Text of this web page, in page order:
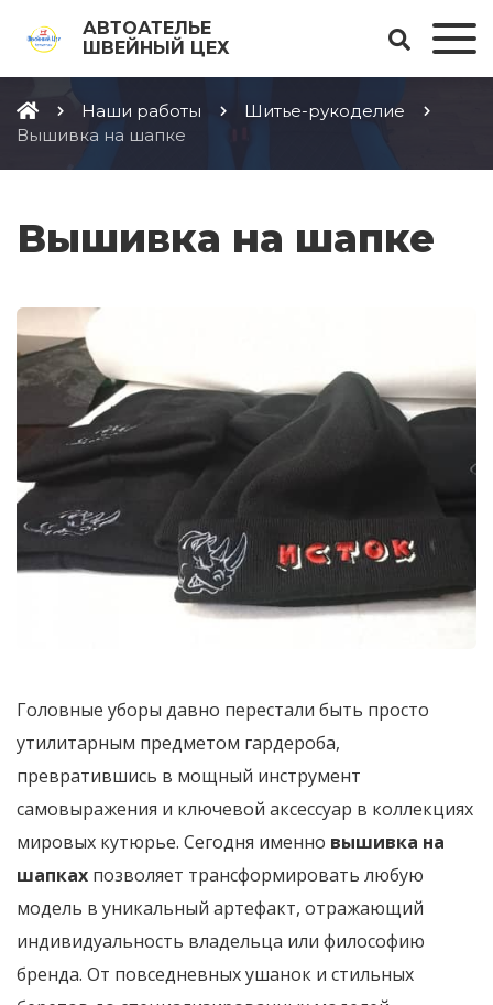
АВТОАТЕЛЬЕ
ШВЕЙНЫЙ ЦЕХ
Наши работы
Шитье-рукоделие
Вышивка на шапке
Вышивка на шапке
Головные уборы давно перестали быть просто
утилитарным предметом гардероба,
превратившись в мощный инструмент
самовыражения и ключевой аксессуар в коллекциях
мировых кутюрье. Сегодня именно вышивка на
шапках позволяет трансформировать любую
модель в уникальный артефакт, отражающий
индивидуальность владельца или философию
бренда. От повседневных ушанок и стильных